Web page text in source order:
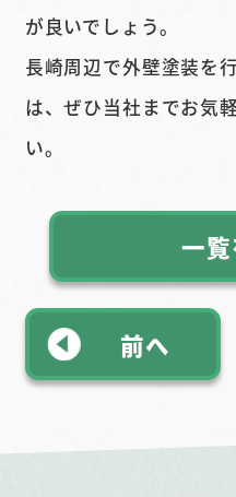
が良いでしょう。
長崎周辺で外壁塗装を
は、ぜひ当社までお気
い。
前へ
一